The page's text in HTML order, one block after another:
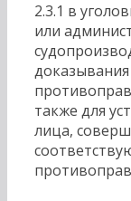
2.3.1 в
или
также для
лица,